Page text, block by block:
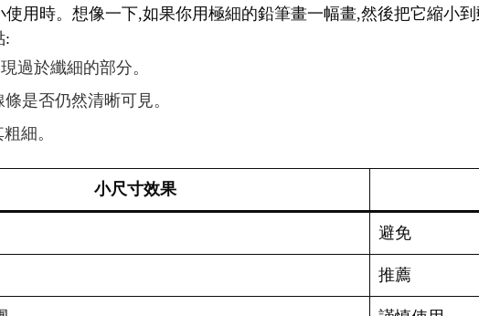
用時。想像一下,如果你用極細的鉛筆畫一幅畫,然後把它縮小
:
過於纖細的部分。
是否仍然清晰可見。
細。
小尺寸效果
避免
推薦